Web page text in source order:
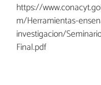
https://
m/Herramientas-
investigacion/
Final.pdf